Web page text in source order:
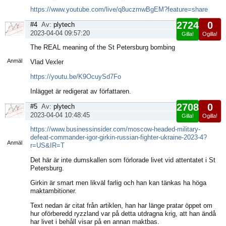
https://www.youtube.com/live/q8uczmwBgEM?feature=share
Anmäl
0
Ogilla!
2724
Gilla!
#4 Av: plytech
2023-04-04 09:57:20
The REAL meaning of the St Petersburg bombing
Vlad Vexler
https://youtu.be/K9OcuySd7Fo
Inlägget är redigerat av författaren.
Anmäl
0
Ogilla!
2708
Gilla!
#5 Av: plytech
2023-04-04 10:48:45
https://www.businessinsider.com/moscow-headed-military-
defeat-commander-igor-girkin-russian-fighter-ukraine-2023-4?
r=US&IR=T
Det här är inte dumskallen som förlorade livet vid attentatet i St
Petersburg.
Girkin är smart men likväl farlig och han kan tänkas ha höga
maktambitioner.
Text nedan är citat från artiklen, han har länge pratar öppet om
hur oförberedd ryzzland var på detta utdragna krig, att han ändå
har livet i behåll visar på en annan maktbas.